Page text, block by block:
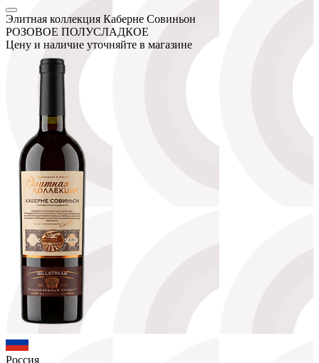
Элитная коллекция Каберне Совиньон
РОЗОВОЕ ПОЛУСЛАДКОЕ
Цену и наличие уточняйте в магазине
Россия